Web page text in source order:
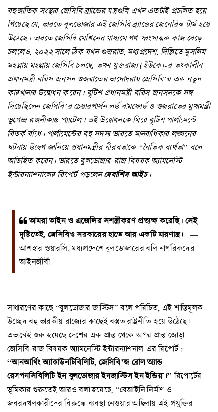
বহুজাতিক সংস্থার জেসিবি ব্র্যান্ডের যন্ত্রগুলি এখন এতটাই প্রচলিত হয়ে
গিয়েছে যে, ভারতে বুলডোজার এই জেসিবি ব্র্যান্ডের জেনেরিক টার্ম হয়ে
উঠেছে। ভারতে জেসিবি মেশিনের মাধ্যমে গণ-ধ্বংসাত্মক কাজ বেড়ে
চললেও, ২০২২ সালে ঠিক যখন গুজরাত, মধ্যপ্রদেশ, দিল্লিতে মুসলিম
মহল্লায় মহল্লায় জেসিবি চলছে, তখন যুক্তরাজ্য (ইউকে)-র তৎকালীন
প্রধানমন্ত্রী বরিস জনসন গুজরাতের ভাদোদরায় জেসিবি’র এক নতুন
কারখানার উদ্বোধন করেন। বৃটিশ প্রধানমন্ত্রী বরিস জনসনকে সঙ্গ
দিয়েছিলেন জেসিবি’র চেয়ারপার্সন লর্ড বামফোর্ড ও গুজরাতের মুখ্যমন্ত্রী
ভূপেন্দ্র রজনীকান্ত প্যাটেল। এই উদ্বোধনকে ঘিরে বৃটিশ পার্লামেন্টে
বিতর্ক বাঁধে। পার্লামেন্টের বহু সদস্য ভারতে মানবাধিকার লঙ্ঘনের
ঘটনায় উদ্বেগ জানিয়ে প্রধানমন্ত্রীর নীরবতাকে “নৈতিক ব্যর্থতা” বলে
অভিহিত করেন। ভারতে বুলডোজার-রাজ বিষয়ক অ্যামনেস্টি
ইন্টারন্যাশনালের রিপোর্ট পড়লেনদেবাশিস আইচ।
আমরা আইন ও এজেন্সির সশস্ত্রীকরণ প্রত্যক্ষ করেছি। সেই
দৃষ্টিতেই, জেসিবিও সরকারের হাতে আর একটি মারণাস্ত্র। —
আশহার ওয়ারসি, মধ্যপ্রদেশে বুলডোজারের বলি নাগরিকদের
আইনজীবী
সাধারণের কাছে “বুলডোজার জাস্টিস” বলে পরিচিত, এই শাস্তিমূলক
উচ্ছেদ বহু ভারতীয় রাজ্যের কাছেই বস্তুত রাষ্ট্রনীতি হয়ে উঠেছে।
এভাবেই শুরু হয়েছে দেশের এক প্রান্ত থেকে অপর প্রান্ত জোড়া
জেসিবি-রাজ বিষয়ক অ্যামনেস্টি ইন্টারন্যাশনাল-এর রিপোর্ট :
“আনআর্থিং অ্যাকাউনটিবিলিটি, জেসিবি’জ রোল অ্যান্ড
রেসপনসিবিলিটি ইন বুলডোজার ইনজাস্টিস ইন ইন্ডিয়া।”রিপোর্টের
ভূমিকার শুরুতেই আরও বলা হয়েছে, “বেআইনি নির্মাণ ও
জবরদখলকারীদের বিরুদ্ধে ব্যবস্থা নেওয়ার অছিলায় এই প্রযুক্তির